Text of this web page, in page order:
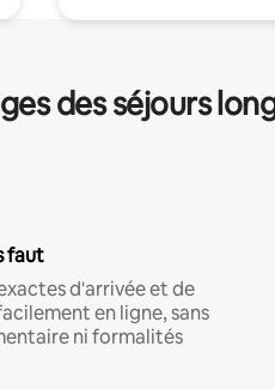
des séjours
faut
d'arrivée et de
en ligne, sans
ni formalités